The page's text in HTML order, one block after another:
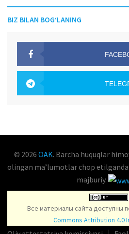
BIZ BILAN BOG‘LANING
© 2026 OAK. Barcha huquqlar
olingan maʼlumotlar chop
majburiy.
Все материалы сайта доступны
Commons Attribution 4.0